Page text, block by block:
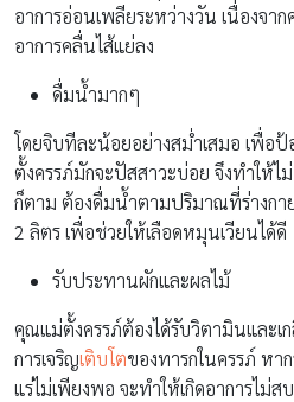
อาการอ่อนเพลียระหว่างวัน เนื่องจา
อาการคลื่นไส้แย่ลง
ดื่มน้ำมากๆ
โดยจิบทีละน้อยอย่างสม่ำเสมอ เพื่อ
ตั้งครรภ์มักจะปัสสาวะบ่อย จึงทำให้
ก็ตาม ต้องดื่มน้ำตามปริมาณที่ร่างกา
2 ลิตร เพื่อช่วยให้เลือดหมุนเวียนได้ดี
รับประทานผักและผลไม้
คุณแม่ตั้งครรภ์ต้องได้รับวิตามินและเ
การเจริญเติบโตของทารกในครรภ์ หา
แร่ไม่เพียงพอ จะทำให้เกิดอาการไม่ส